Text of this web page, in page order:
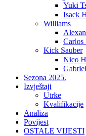
Yuki
Isack
Williams
Carlos
Kick Sauber
Nico
Sezona 2025.
Izvještaji
Utrke
Kvalifikacije
Analiza
Povijest
OSTALE VIJESTI